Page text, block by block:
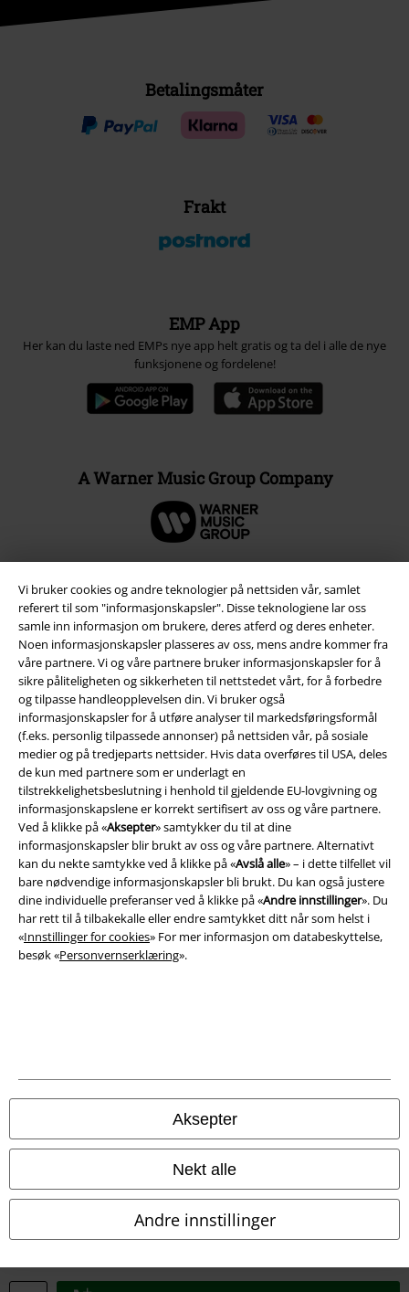
Vi bruker cookies og andre teknologier på nettsiden vår, samlet
referert til som "informasjonskapsler". Disse teknologiene lar oss
samle inn informasjon om brukere, deres atferd og deres enheter.
Noen informasjonskapsler plasseres av oss, mens andre kommer fra
våre partnere. Vi og våre partnere bruker informasjonskapsler for å
sikre påliteligheten og sikkerheten til nettstedet vårt, for å forbedre
og tilpasse handleopplevelsen din. Vi bruker også
informasjonskapsler for å utføre analyser til markedsføringsformål
(f.eks. personlig tilpassede annonser) på nettsiden vår, på sosiale
medier og på tredjeparts nettsider. Hvis data overføres til USA, deles
de kun med partnere som er underlagt en
tilstrekkelighetsbeslutning i henhold til gjeldende EU-lovgivning og
informasjonskapslene er korrekt sertifisert av oss og våre partnere.
Ved å klikke på «Aksepter» samtykker du til at dine
informasjonskapsler blir brukt av oss og våre partnere. Alternativt
kan du nekte samtykke ved å klikke på «Avslå alle» – i dette tilfellet vil
bare nødvendige informasjonskapsler bli brukt. Du kan også justere
dine individuelle preferanser ved å klikke på «Andre innstillinger». Du
har rett til å tilbakekalle eller endre samtykket ditt når som helst i
«Innstillinger for cookies» For mer informasjon om databeskyttelse,
besøk «Personvernserklæring».
Aksepter
Nekt alle
Andre innstillinger
Betalingsmåter
Frakt
EMP App
Her kan du laste ned EMPs nye app helt gratis og ta del i alle de nye
funksjonene og fordelene!
A Warner Music Group Company
Juridisk informasjon/Vilkår
Vilkår
Impressum
Konfidensialitetserklæring
Avfallshåndtering og miljøbeskyttelse
Samsvarserklæring
© 1986-2026 E.M.P. Merchandising HGmbH
EMP Online Shops
EMP International